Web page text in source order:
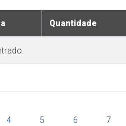
Quantidade
4 5 6 7